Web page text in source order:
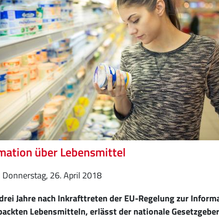
über Lebensmittel
Donnerstag, 26. April 2018
Jahre nach Inkrafttreten der EU-Regelung zur
Lebensmitteln, erlässt der nationale